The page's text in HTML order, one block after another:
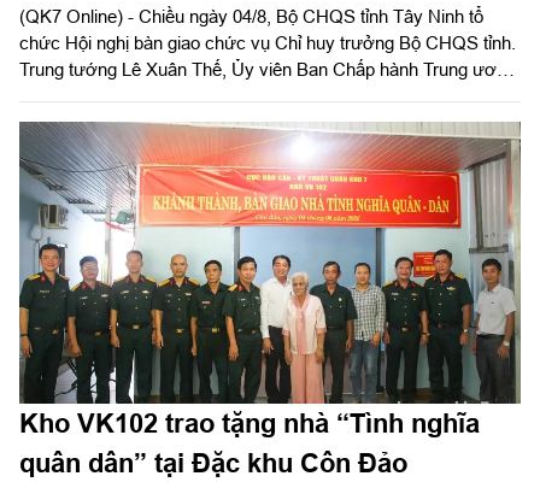
(QK7 Online) - Chiều ngày 04/8, Bộ CHQS tỉnh Tây Ninh tổ
chức Hội nghị bàn giao chức vụ Chỉ huy trưởng Bộ CHQS tỉnh.
Trung tướng Lê Xuân Thế, Ủy viên Ban Chấp hành Trung ương
lệnh Quân khu 7 và đồng chí Nguyễn Văn Quyết, Ủy viên Ban
Chấp hành Trung ương Đảng, Bí thư Tỉnh ủy, Bí thư Đảng ủy
Quân sự tỉnh đồng chủ trì hội nghị.
Kho VK102 trao tặng nhà “Tình nghĩa
quân dân” tại Đặc khu Côn Đảo